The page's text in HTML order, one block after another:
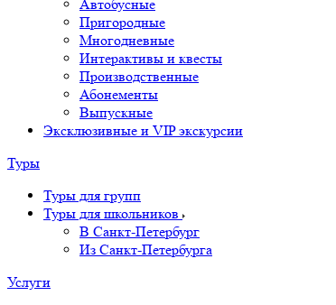
Автобусные
Пригородные
Многодневные
Интерактивы и квесты
Производственные
Абонементы
Выпускные
Эксклюзивные и VIP экскурсии
Туры
Туры для групп
Туры для школьников
В Санкт-Петербург
Из Санкт-Петербурга
Услуги